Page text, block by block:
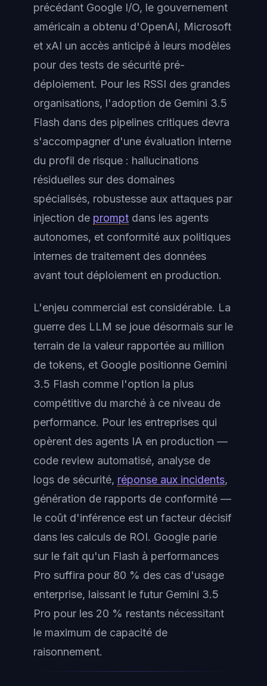
précédant Google I/O, le gouvernement
américain a obtenu d'OpenAI, Microsoft
et xAI un accès anticipé à leurs modèles
pour des tests de sécurité pré-
déploiement. Pour les RSSI des grandes
organisations, l'adoption de Gemini 3.5
Flash dans des pipelines critiques devra
s'accompagner d'une évaluation interne
du profil de risque : hallucinations
résiduelles sur des domaines
spécialisés, robustesse aux attaques par
injection de prompt dans les agents
autonomes, et conformité aux politiques
internes de traitement des données
avant tout déploiement en production.
L'enjeu commercial est considérable. La
guerre des LLM se joue désormais sur le
terrain de la valeur rapportée au million
de tokens, et Google positionne Gemini
3.5 Flash comme l'option la plus
compétitive du marché à ce niveau de
performance. Pour les entreprises qui
opèrent des agents IA en production —
code review automatisé, analyse de
logs de sécurité, réponse aux incidents,
génération de rapports de conformité —
le coût d'inférence est un facteur décisif
dans les calculs de ROI. Google parie
sur le fait qu'un Flash à performances
Pro suffira pour 80 % des cas d'usage
enterprise, laissant le futur Gemini 3.5
Pro pour les 20 % restants nécessitant
le maximum de capacité de
raisonnement.